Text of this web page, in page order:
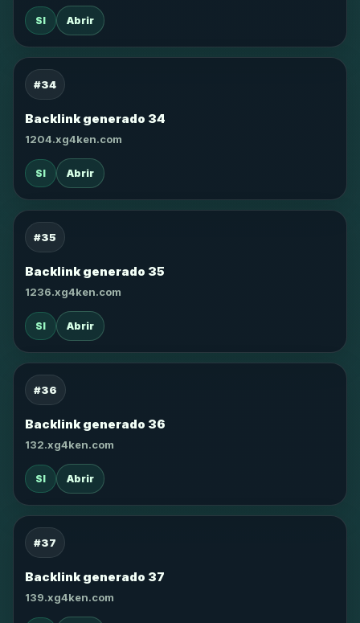
SI Abrir
#34
Backlink generado 34
1204.xg4ken.com
SI Abrir
#35
Backlink generado 35
1236.xg4ken.com
SI Abrir
#36
Backlink generado 36
132.xg4ken.com
SI Abrir
#37
Backlink generado 37
139.xg4ken.com